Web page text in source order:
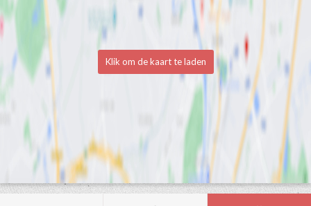
Klik om de kaart te laden